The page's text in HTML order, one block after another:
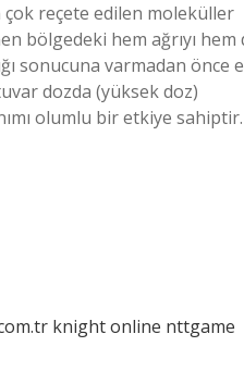
reçete edilen moleküller
bölgedeki hem ağrıyı hem
sonucuna varmadan önce
dozda (yüksek doz)
olumlu bir etkiye sahiptir.
knight online nttgame